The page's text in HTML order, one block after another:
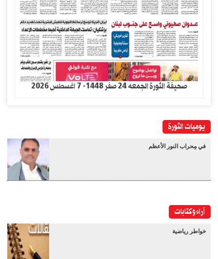
صحيفة الثورة الجمعه 24 صفر 1448- 7 اغسطس 2026
يوميات الثورة
في مِحراب النور الأعظم
آراء وكتابات
خواطر رياضية